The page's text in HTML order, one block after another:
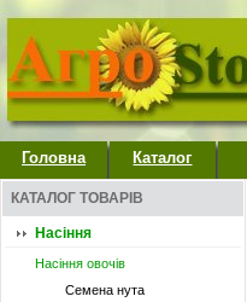
Головна Каталог
КАТАЛОГ ТОВАРІВ
Насіння
Насіння овочів
Семена нута